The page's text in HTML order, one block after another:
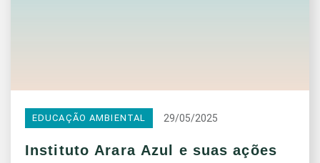
EDUCAÇÃO AMBIENTAL 29/05/2025
Instituto Arara Azul e suas ações